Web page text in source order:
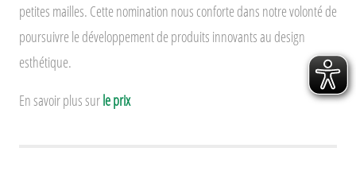
petites mailles. Cette nomination nous conforte dans notre volonté de
poursuivre le développement de produits innovants au design
esthétique.
En savoir plus surle prix